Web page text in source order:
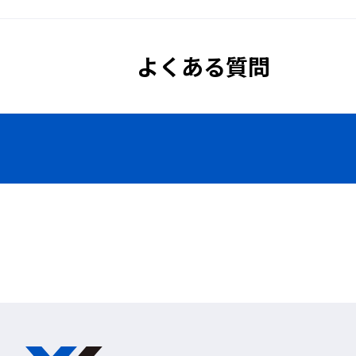
ゴーグル内の換気はしつつ、粉じ
UVカット
よくある質問